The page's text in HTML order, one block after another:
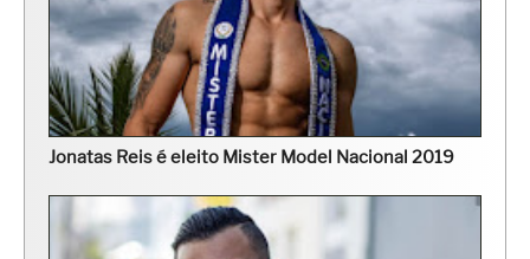
Jonatas Reis é eleito Mister Model Nacional 2019